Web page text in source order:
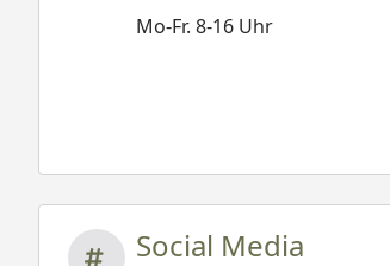
Mo-Fr. 8-16 Uhr
Social Media